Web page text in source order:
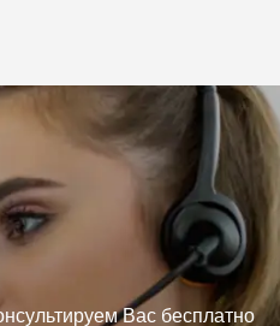
Вас бесплатно